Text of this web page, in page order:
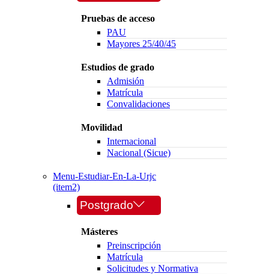
Pruebas de acceso
PAU
Mayores 25/40/45
Estudios de grado
Admisión
Matrícula
Convalidaciones
Movilidad
Internacional
Nacional (Sicue)
Menu-Estudiar-En-La-Urjc
(item2)
Postgrado
Másteres
Preinscripción
Matrícula
Solicitudes y Normativa